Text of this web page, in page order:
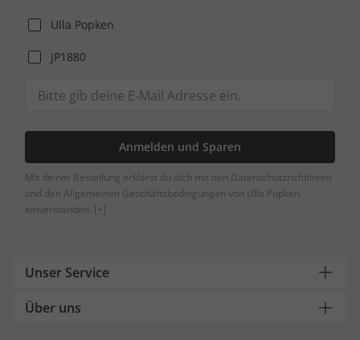
Ulla Popken
JP1880
Anmelden und Sparen
Mit deiner Bestellung erklärst du dich mit den Datenschutzrichtlinien
und den Allgemeinen Geschäftsbedingungen von Ulla Popken
einverstanden. [+]
Unser Service
Über uns